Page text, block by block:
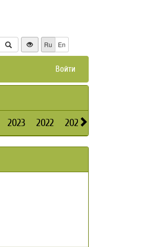
Ru En
Войти
2023 2022 2021